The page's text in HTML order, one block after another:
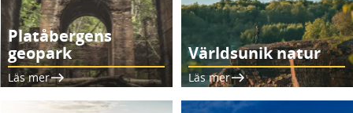
Platåbergens
geopark
Läs mer
Världsunik natur
Läs mer